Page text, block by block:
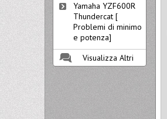
Yamaha YZF600R
Thundercat [
Problemi di minimo
e potenza]
Visualizza Altri